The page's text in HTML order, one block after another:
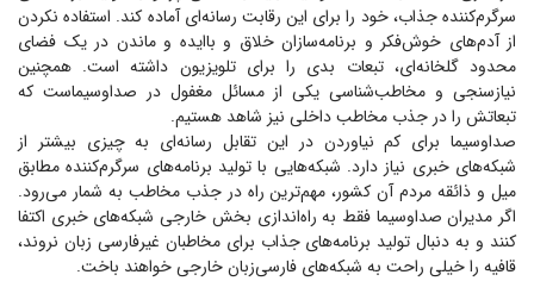
سرگرم‌کننده جذاب، خود را برای این رقابت رسانه‌ای آماده کند. استفاده نکردن
از آدم‌های خوش‌فکر و برنامه‌سازان خلاق و باایده و ماندن در یک فضای
محدود گلخانه‌ای، تبعات بدی را برای تلویزیون داشته است. همچنین
نیازسنجی و مخاطب‌شناسی یکی از مسائل مغفول در صداوسیماست که
تبعاتش را در جذب مخاطب داخلی نیز شاهد هستیم.
صداوسیما برای کم نیاوردن در این تقابل رسانه‌ای به چیزی بیشتر از
شبکه‌های خبری نیاز دارد. شبکه‌هایی با تولید برنامه‌های سرگرم‌کننده مطابق
میل و ذائقه مردم آن کشور، مهم‌ترین راه در جذب مخاطب به شمار می‌رود.
اگر مدیران صداوسیما فقط به راه‌اندازی بخش خارجی شبکه‌های خبری اکتفا
کنند و به دنبال تولید برنامه‌های جذاب برای مخاطبان غیرفارسی زبان نروند،
قافیه را خیلی راحت به شبکه‌های فارسی‌زبان خارجی خواهند باخت.